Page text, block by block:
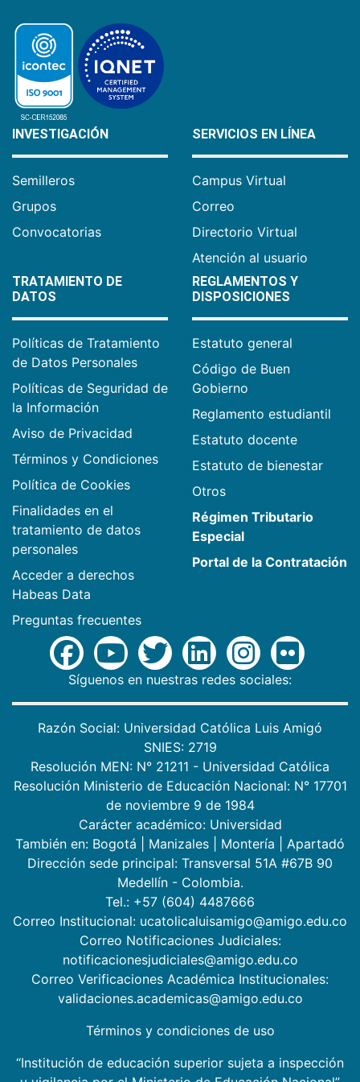
INVESTIGACIÓN
Semilleros
Grupos
Convocatorias
SERVICIOS EN LÍNEA
Campus Virtual
Correo
Directorio Virtual
Atención al usuario
TRATAMIENTO DE
DATOS
Políticas de Tratamiento
de Datos Personales
Políticas de Seguridad de
la Información
Aviso de Privacidad
Términos y Condiciones
Política de Cookies
Finalidades en el
tratamiento de datos
personales
Acceder a derechos
Habeas Data
Preguntas frecuentes
REGLAMENTOS Y
DISPOSICIONES
Estatuto general
Código de Buen
Gobierno
Reglamento estudiantil
Estatuto docente
Estatuto de bienestar
Otros
Régimen Tributario
Especial
Portal de la Contratación
Síguenos en nuestras redes sociales:
Razón Social: Universidad Católica Luis Amigó
SNIES: 2719
Resolución MEN: N° 21211 - Universidad Católica
Resolución Ministerio de Educación Nacional: N° 17701
de noviembre 9 de 1984
Carácter académico: Universidad
También en: Bogotá Manizales Montería
Apartadó
Dirección sede principal: Transversal 51A #67B 90
Medellín - Colombia.
Tel.: +57 (604) 4487666
Correo Institucional: ucatolicaluisamigo@amigo.edu.co
Correo Notificaciones Judiciales:
notificacionesjudiciales@amigo.edu.co
Correo Verificaciones Académica Institucionales:
validaciones.academicas@amigo.edu.co
Términos y condiciones de uso
“Institución de educación superior sujeta a inspección